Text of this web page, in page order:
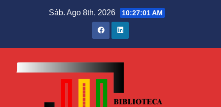
Sáb. Ago 8th, 2026 10:27:02 AM